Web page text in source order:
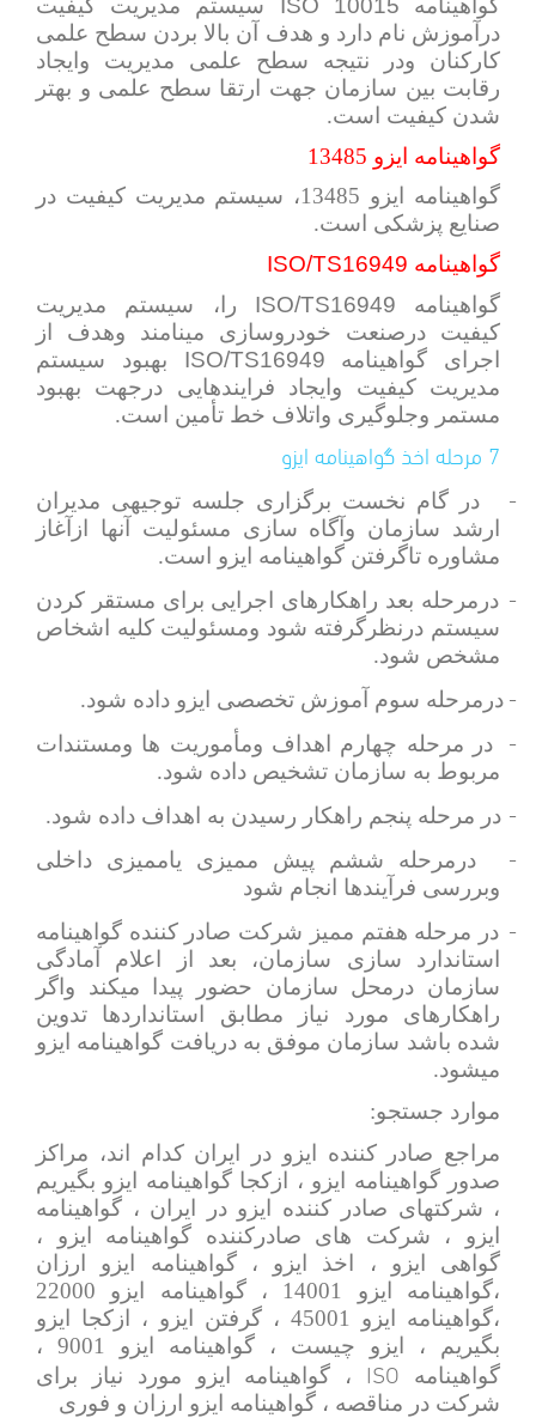
گواهینامه ISO 10015
سیستم مدیریت کیفیت
درآموزش نام دارد و هدف آن بالا بردن سطح علمی
کارکنان ودر نتیجه سطح علمی مدیریت وایجاد
رقابت بین سازمان جهت ارتقا سطح علمی و بهتر
شدن کیفیت است.
گواهینامه ایزو 13485
گواهینامه ایزو 13485، سیستم مدیریت کیفیت در
صنایع پزشکی است.
گواهینامه ISO/TS16949
گواهینامه ISO/TS16949 را، سیستم مدیریت
کیفیت درصنعت خودروسازی مینامند وهدف از
اجرای گواهینامه ISO/TS16949 بهبود سیستم
مدیریت کیفیت وایجاد فرایندهایی درجهت بهبود
مستمر وجلوگیری واتلاف خط تأمین است.
7 مرحله اخذ گواهینامه ایزو
در گام نخست برگزاری جلسه توجیهی مدیران
ارشد سازمان وآگاه سازی مسئولیت آنها ازآغاز
مشاوره تاگرفتن گواهینامه ایزو است.
درمرحله بعد راهکارهای اجرایی برای مستقر کردن
سیستم درنظرگرفته شود ومسئولیت کلیه اشخاص
مشخص شود.
درمرحله سوم آموزش تخصصی ایزو داده شود.
در مرحله چهارم اهداف ومأموریت ها ومستندات
مربوط به سازمان تشخیص داده شود.
در مرحله پنجم راهکار رسیدن به اهداف داده شود.
درمرحله ششم پیش ممیزی یاممیزی داخلی
وبررسی فرآیندها انجام شود
در مرحله هفتم ممیز شرکت صادر کننده گواهینامه
استاندارد سازی سازمان، بعد از اعلام آمادگی
سازمان درمحل سازمان حضور پیدا میکند واگر
راهکارهای مورد نیاز مطابق استانداردها تدوین
شده باشد سازمان موفق به دریافت گواهینامه ایزو
میشود.
موارد جستجو:
مراجع صادر کننده ایزو در ایران کدام اند، مراکز
صدور گواهینامه ایزو ، ازکجا گواهینامه ایزو بگیریم
، شرکتهای صادر کننده ایزو در ایران ، گواهینامه
ایزو ، شرکت های صادرکننده گواهینامه ایزو ،
گواهی ایزو ، اخذ ایزو ، گواهینامه ایزو ارزان
،گواهینامه ایزو 14001 ، گواهینامه ایزو 22000
،گواهینامه ایزو 45001 ، گرفتن ایزو ، ازکجا ایزو
بگیریم ، ایزو چیست ، گواهینامه ایزو 9001 ،
گواهینامه ISO ، گواهینامه ایزو مورد نیاز برای
شرکت در مناقصه ، گواهینامه ایزو ارزان و فوری